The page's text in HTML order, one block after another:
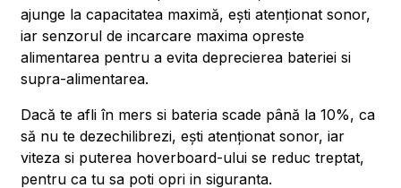
ajunge la capacitatea maximă, ești atenționat sonor,
iar senzorul de incarcare maxima opreste
alimentarea pentru a evita deprecierea bateriei si
supra-alimentarea.
Dacă te afli în mers si bateria scade până la 10%, ca
să nu te dezechilibrezi, ești atenționat sonor, iar
viteza si puterea hoverboard-ului se reduc treptat,
pentru ca tu sa poti opri in siguranta.